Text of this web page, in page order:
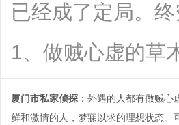
已经成了定局。
1、做贼心虚的草
厦门市私家侦探 ：外遇的人都有做贼
鲜和激情的人，梦寐以求的理想状态